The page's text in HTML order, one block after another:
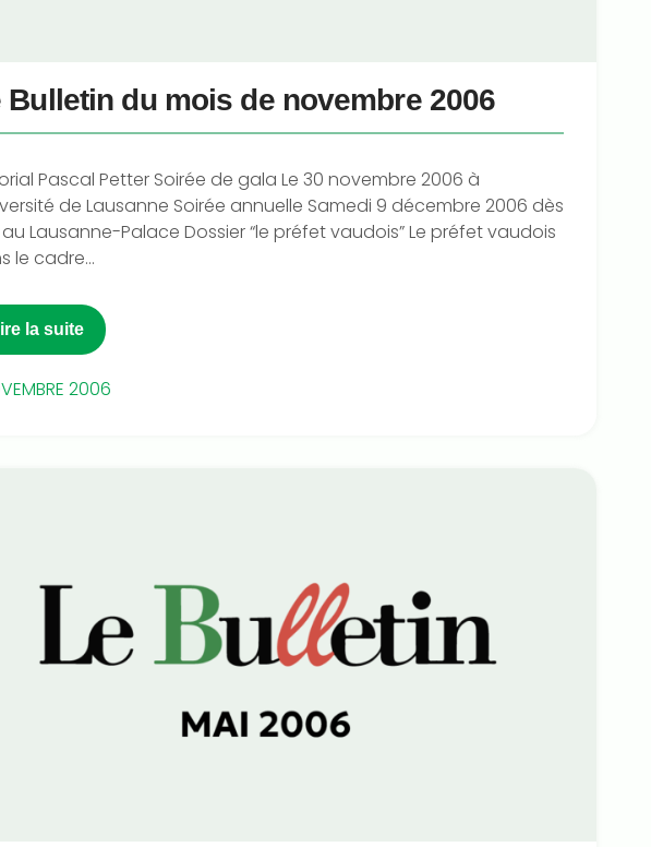
Bulletin du mois de novembre 2006
Pascal Petter Soirée de gala Le 30 novembre 2006 à
de Lausanne Soirée annuelle Samedi 9 décembre 2006 dès
au Lausanne-Palace Dossier “le préfet vaudois” Le préfet vaudois
le cadre...
la suite
2006